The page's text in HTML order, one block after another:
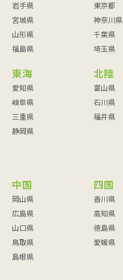
岩手県
宮城県
山形県
福島県
東京都
神奈川県
千葉県
埼玉県
東海
愛知県
岐阜県
三重県
静岡県
北陸
富山県
石川県
福井県
中国
岡山県
広島県
山口県
鳥取県
島根県
四国
香川県
高知県
徳島県
愛媛県